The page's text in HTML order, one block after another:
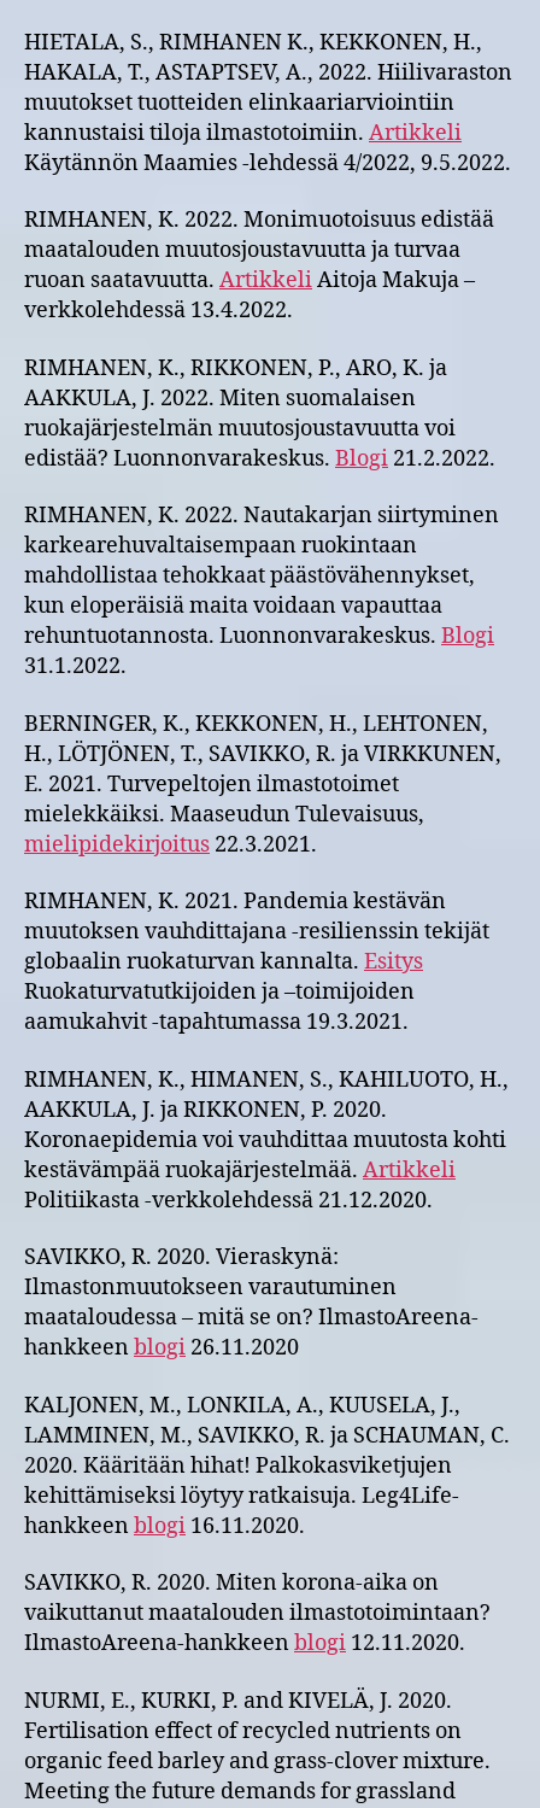
HIETALA, S., RIMHANEN K., KEKKONEN, H.,
HAKALA, T., ASTAPTSEV, A., 2022. Hiilivaraston
muutokset tuotteiden elinkaariarviointiin
kannustaisi tiloja ilmastotoimiin. Artikkeli
Käytännön Maamies -lehdessä 4/2022, 9.5.2022.
RIMHANEN, K. 2022. Monimuotoisuus edistää
maatalouden muutosjoustavuutta ja turvaa
ruoan saatavuutta. ArtikkeliAitoja Makuja –
verkkolehdessä 13.4.2022.
RIMHANEN, K., RIKKONEN, P., ARO, K. ja
AAKKULA, J. 2022. Miten suomalaisen
ruokajärjestelmän muutosjoustavuutta voi
edistää? Luonnonvarakeskus. Blogi 21.2.2022.
RIMHANEN, K. 2022. Nautakarjan siirtyminen
karkearehuvaltaisempaan ruokintaan
mahdollistaa tehokkaat päästövähennykset,
kun eloperäisiä maita voidaan vapauttaa
rehuntuotannosta. Luonnonvarakeskus. Blogi
31.1.2022.
BERNINGER, K., KEKKONEN, H., LEHTONEN,
H., LÖTJÖNEN, T., SAVIKKO, R. ja VIRKKUNEN,
E. 2021. Turvepeltojen ilmastotoimet
mielekkäiksi. Maaseudun Tulevaisuus,
mielipidekirjoitus 22.3.2021.
RIMHANEN, K. 2021. Pandemia kestävän
muutoksen vauhdittajana -resilienssin tekijät
globaalin ruokaturvan kannalta. Esitys
Ruokaturvatutkijoiden ja –toimijoiden
aamukahvit -tapahtumassa 19.3.2021.
RIMHANEN, K., HIMANEN, S., KAHILUOTO, H.,
AAKKULA, J. ja RIKKONEN, P. 2020.
Koronaepidemia voi vauhdittaa muutosta kohti
kestävämpää ruokajärjestelmää. Artikkeli
Politiikasta -verkkolehdessä 21.12.2020.
SAVIKKO, R. 2020. Vieraskynä:
Ilmastonmuutokseen varautuminen
maataloudessa – mitä se on? IlmastoAreena-
hankkeen blogi 26.11.2020
KALJONEN, M., LONKILA, A., KUUSELA, J.,
LAMMINEN, M., SAVIKKO, R. ja SCHAUMAN, C.
2020. Kääritään hihat! Palkokasviketjujen
kehittämiseksi löytyy ratkaisuja. Leg4Life-
hankkeen blogi 16.11.2020.
SAVIKKO, R. 2020. Miten korona-aika on
vaikuttanut maatalouden ilmastotoimintaan?
IlmastoAreena-hankkeen blogi 12.11.2020.
NURMI, E., KURKI, P. and KIVELÄ, J. 2020.
Fertilisation effect of recycled nutrients on
organic feed barley and grass-clover mixture.
Meeting the future demands for grassland